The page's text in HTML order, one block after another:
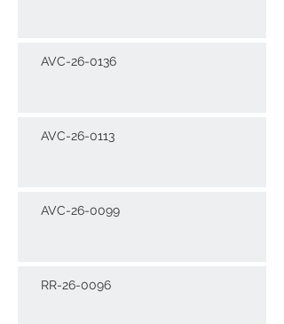
AVC-26-0136
AVC-26-0113
AVC-26-0099
RR-26-0096